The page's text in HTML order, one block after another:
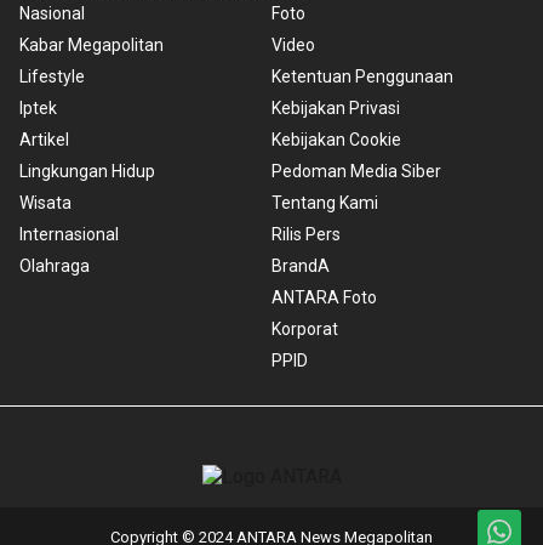
Nasional
Kabar Megapolitan
Lifestyle
Iptek
Artikel
Lingkungan Hidup
Wisata
Internasional
Olahraga
Foto
Video
Ketentuan Penggunaan
Kebijakan Privasi
Kebijakan Cookie
Pedoman Media Siber
Tentang Kami
Rilis Pers
BrandA
ANTARA Foto
Korporat
PPID
Copyright © 2024 ANTARA News Megapolitan